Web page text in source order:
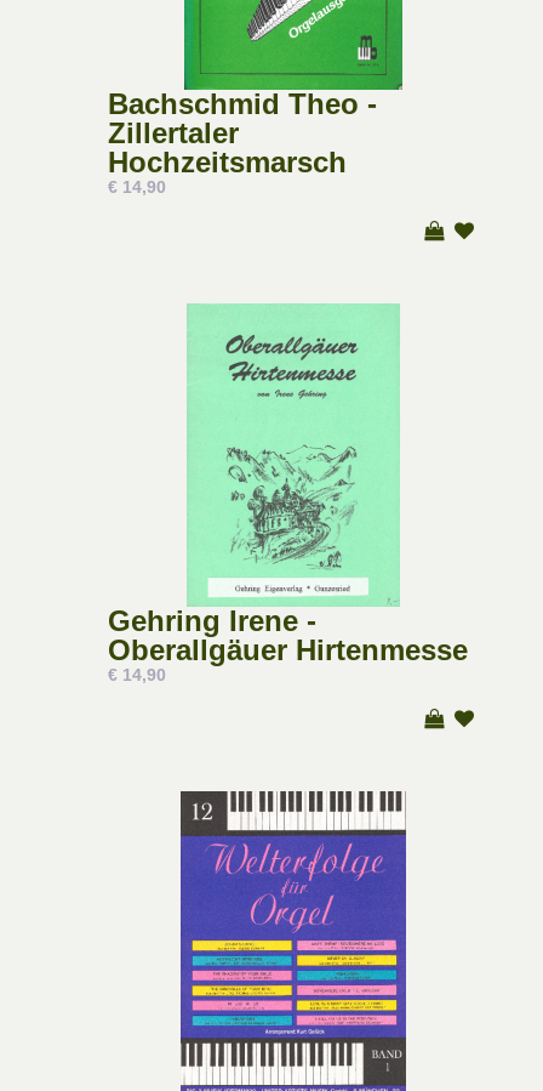
Bachschmid Theo -
Zillertaler
Hochzeitsmarsch
€ 14,90
Gehring Irene -
Oberallgäuer Hirtenmesse
€ 14,90